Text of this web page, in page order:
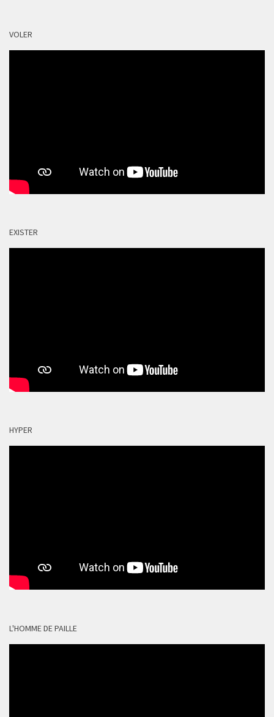
VOLER
EXISTER
HYPER
L'HOMME DE PAILLE